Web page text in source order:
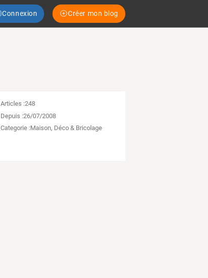
Connexion Créer mon blog
Articles :248
Depuis :26/07/2008
Categorie :Maison, Déco & Bricolage